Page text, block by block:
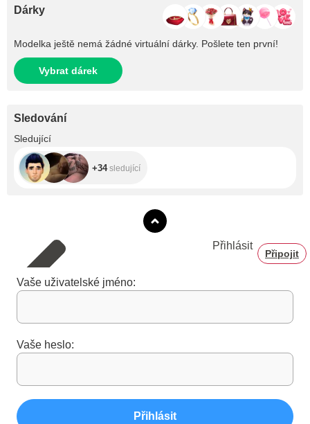
Dárky
Modelka ještě nemá žádné virtuální dárky. Pošlete ten první!
Vybrat dárek
Sledování
Sledující
+34sledující
Přihlásit
Připojit
Vaše uživatelské jméno:
Vaše heslo:
Přihlásit